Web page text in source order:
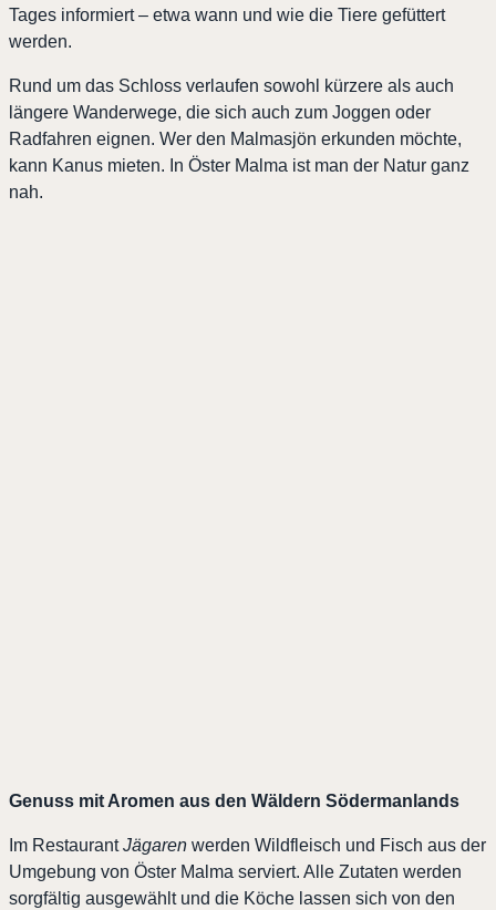
Tages informiert – etwa wann und wie die Tiere gefüttert
werden.
Rund um das Schloss verlaufen sowohl kürzere als auch
längere Wanderwege, die sich auch zum Joggen oder
Radfahren eignen. Wer den Malmasjön erkunden möchte,
kann Kanus mieten. In Öster Malma ist man der Natur ganz
nah.
Genuss mit Aromen aus den Wäldern Södermanlands
Im RestaurantJägaren werden Wildfleisch und Fisch aus der
Umgebung von Öster Malma serviert. Alle Zutaten werden
sorgfältig ausgewählt und die Köche lassen sich von den